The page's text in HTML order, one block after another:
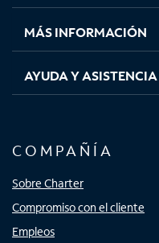
nuevanuevanuevanueva
MÁS INFORMACIÓN
AYUDA Y
COMPAÑÍA
Sobre Charter
Compromiso con el cliente
Empleos